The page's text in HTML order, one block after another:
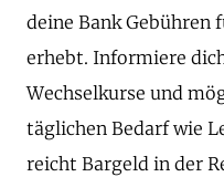
deine Bank Gebühren
erhebt. Informiere
Wechselkurse und
täglichen Bedarf wie
reicht Bargeld in der